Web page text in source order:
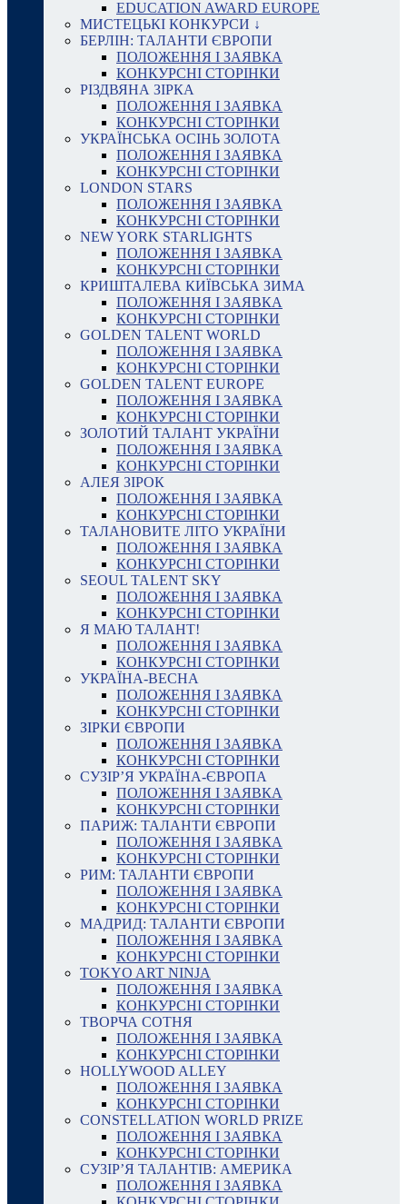
EDUCATION AWARD EUROPE
МИСТЕЦЬКІ КОНКУРСИ ↓
БЕРЛІН: ТАЛАНТИ ЄВРОПИ
ПОЛОЖЕННЯ І ЗАЯВКА
КОНКУРСНІ СТОРІНКИ
РІЗДВЯНА ЗІРКА
ПОЛОЖЕННЯ І ЗАЯВКА
КОНКУРСНІ СТОРІНКИ
УКРАЇНСЬКА ОСІНЬ ЗОЛОТА
ПОЛОЖЕННЯ І ЗАЯВКА
КОНКУРСНІ СТОРІНКИ
LONDON STARS
ПОЛОЖЕННЯ І ЗАЯВКА
КОНКУРСНІ СТОРІНКИ
NEW YORK STARLIGHTS
ПОЛОЖЕННЯ І ЗАЯВКА
КОНКУРСНІ СТОРІНКИ
КРИШТАЛЕВА КИЇВСЬКА ЗИМА
ПОЛОЖЕННЯ І ЗАЯВКА
КОНКУРСНІ СТОРІНКИ
GOLDEN TALENT WORLD
ПОЛОЖЕННЯ І ЗАЯВКА
КОНКУРСНІ СТОРІНКИ
GOLDEN TALENT EUROPE
ПОЛОЖЕННЯ І ЗАЯВКА
КОНКУРСНІ СТОРІНКИ
ЗОЛОТИЙ ТАЛАНТ УКРАЇНИ
ПОЛОЖЕННЯ І ЗАЯВКА
КОНКУРСНІ СТОРІНКИ
АЛЕЯ ЗІРОК
ПОЛОЖЕННЯ І ЗАЯВКА
КОНКУРСНІ СТОРІНКИ
ТАЛАНОВИТЕ ЛІТО УКРАЇНИ
ПОЛОЖЕННЯ І ЗАЯВКА
КОНКУРСНІ СТОРІНКИ
SEOUL TALENT SKY
ПОЛОЖЕННЯ І ЗАЯВКА
КОНКУРСНІ СТОРІНКИ
Я МАЮ ТАЛАНТ!
ПОЛОЖЕННЯ І ЗАЯВКА
КОНКУРСНІ СТОРІНКИ
УКРАЇНА-ВЕСНА
ПОЛОЖЕННЯ І ЗАЯВКА
КОНКУРСНІ СТОРІНКИ
ЗІРКИ ЄВРОПИ
ПОЛОЖЕННЯ І ЗАЯВКА
КОНКУРСНІ СТОРІНКИ
СУЗІР’Я УКРАЇНА-ЄВРОПА
ПОЛОЖЕННЯ І ЗАЯВКА
КОНКУРСНІ СТОРІНКИ
ПАРИЖ: ТАЛАНТИ ЄВРОПИ
ПОЛОЖЕННЯ І ЗАЯВКА
КОНКУРСНІ СТОРІНКИ
РИМ: ТАЛАНТИ ЄВРОПИ
ПОЛОЖЕННЯ І ЗАЯВКА
КОНКУРСНІ СТОРІНКИ
МАДРИД: ТАЛАНТИ ЄВРОПИ
ПОЛОЖЕННЯ І ЗАЯВКА
КОНКУРСНІ СТОРІНКИ
TOKYO ART NINJA
ПОЛОЖЕННЯ І ЗАЯВКА
КОНКУРСНІ СТОРІНКИ
ТВОРЧА СОТНЯ
ПОЛОЖЕННЯ І ЗАЯВКА
КОНКУРСНІ СТОРІНКИ
HOLLYWOOD ALLEY
ПОЛОЖЕННЯ І ЗАЯВКА
КОНКУРСНІ СТОРІНКИ
CONSTELLATION WORLD PRIZE
ПОЛОЖЕННЯ І ЗАЯВКА
КОНКУРСНІ СТОРІНКИ
СУЗІР’Я ТАЛАНТІВ: АМЕРИКА
ПОЛОЖЕННЯ І ЗАЯВКА